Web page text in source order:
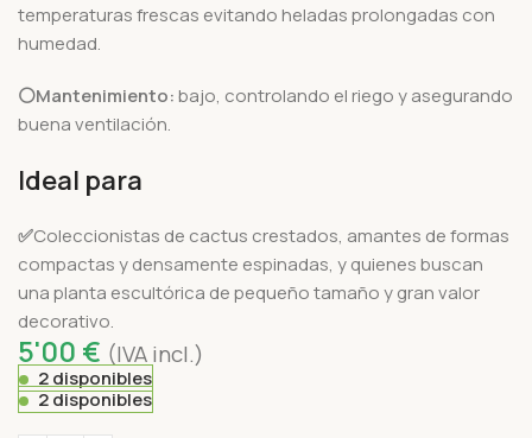
temperaturas frescas evitando heladas prolongadas con
humedad.
⚪Mantenimiento:bajo, controlando el riego y asegurando
buena ventilación.
Ideal para
✅Coleccionistas de cactus crestados, amantes de formas
compactas y densamente espinadas, y quienes buscan
una planta escultórica de pequeño tamaño y gran valor
decorativo.
5'00 € (IVA incl.)
2 disponibles
2 disponibles